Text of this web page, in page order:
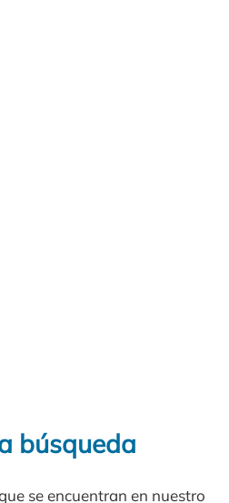
búsqueda
se encuentran en nuestro